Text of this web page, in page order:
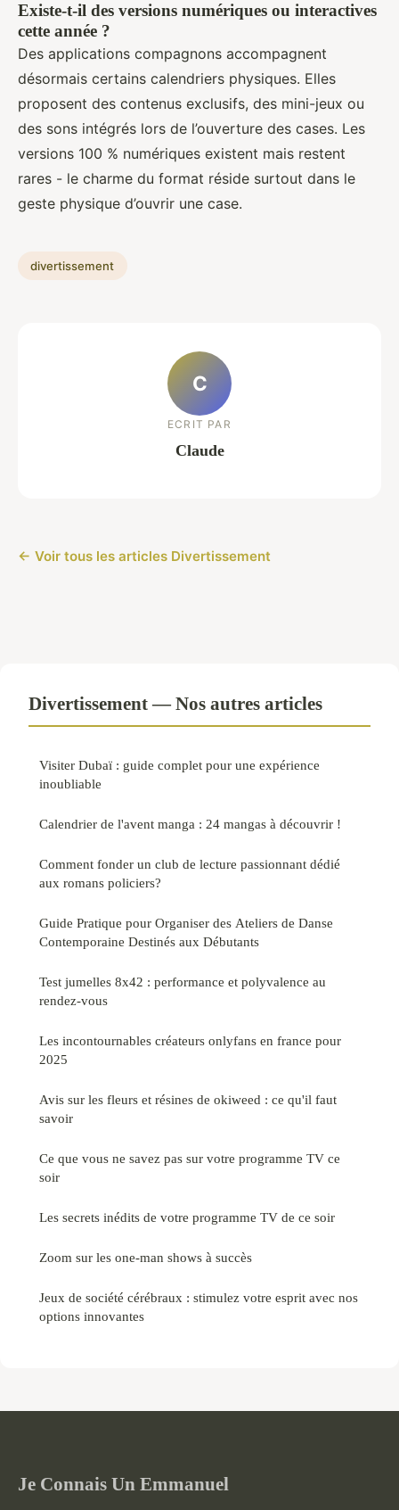
Existe-t-il des versions numériques ou interactives
cette année ?
Des applications compagnons accompagnent
désormais certains calendriers physiques. Elles
proposent des contenus exclusifs, des mini-jeux ou
des sons intégrés lors de l’ouverture des cases. Les
versions 100 % numériques existent mais restent
rares - le charme du format réside surtout dans le
geste physique d’ouvrir une case.
divertissement
C
ECRIT PAR
Claude
← Voir tous les articles Divertissement
Divertissement — Nos autres articles
Visiter Dubaï : guide complet pour une expérience
inoubliable
Calendrier de l'avent manga : 24 mangas à découvrir !
Comment fonder un club de lecture passionnant dédié
aux romans policiers?
Guide Pratique pour Organiser des Ateliers de Danse
Contemporaine Destinés aux Débutants
Test jumelles 8x42 : performance et polyvalence au
rendez-vous
Les incontournables créateurs onlyfans en france pour
2025
Avis sur les fleurs et résines de okiweed : ce qu'il faut
savoir
Ce que vous ne savez pas sur votre programme TV ce
soir
Les secrets inédits de votre programme TV de ce soir
Zoom sur les one-man shows à succès
Jeux de société cérébraux : stimulez votre esprit avec nos
options innovantes
Je Connais Un Emmanuel